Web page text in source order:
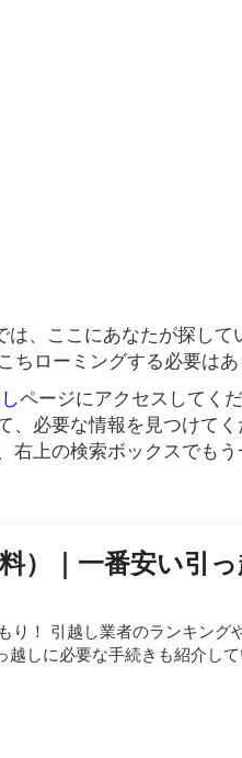
、ここにあなたが探して
ローミングする必要はあ
ページにアクセスしてくだ
必要な情報を見つけてく
右上の検索ボックスでもう
）｜一番安い引
！ 引越し業者のランキング
しに必要な手続きも紹介して